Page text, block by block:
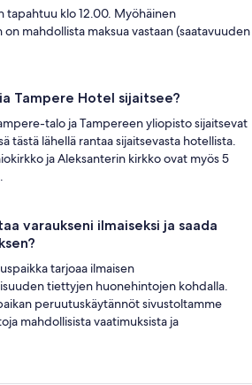
tapahtuu klo 12.00. Myöhäinen
mahdollista maksua vastaan (saatavuuden
Tampere Hotel sijaitsee?
talo ja Tampereen yliopisto sijaitsevat
tästä lähellä rantaa sijaitsevasta hotellista.
ja Aleksanterin kirkko ovat myös 5
varaukseni ilmaiseksi ja saada
tarjoaa ilmaisen
tiettyjen huonehintojen kohdalla.
peruutuskäytännöt sivustoltamme
mahdollisista vaatimuksista ja